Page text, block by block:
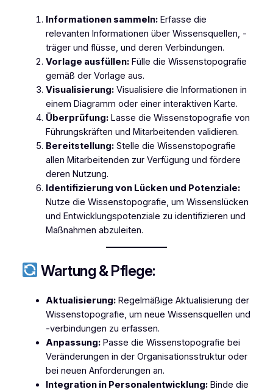
Informationen sammeln:Erfasse die
relevanten Informationen über Wissensquellen, -
träger und flüsse, und deren Verbindungen.
Vorlage ausfüllen:Fülle die Wissenstopografie
gemäß der Vorlage aus.
Visualisierung:Visualisiere die Informationen in
einem Diagramm oder einer interaktiven Karte.
Überprüfung:Lasse die Wissenstopografie von
Führungskräften und Mitarbeitenden validieren.
Bereitstellung:Stelle die Wissenstopografie
allen Mitarbeitenden zur Verfügung und fördere
deren Nutzung.
Identifizierung von Lücken und Potenziale:
Nutze die Wissenstopografie, um Wissenslücken
und Entwicklungspotenziale zu identifizieren und
Maßnahmen abzuleiten.
Wartung & Pflege:
Aktualisierung:Regelmäßige Aktualisierung der
Wissenstopografie, um neue Wissensquellen und
-verbindungen zu erfassen.
Anpassung:Passe die Wissenstopografie bei
Veränderungen in der Organisationsstruktur oder
bei neuen Anforderungen an.
Integration in Personalentwicklung:Binde die